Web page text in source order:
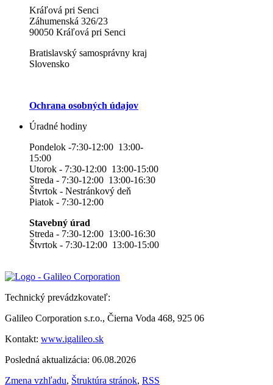
Kráľová pri Senci
Záhumenská 326/23
90050 Kráľová pri Senci
Bratislavský samosprávny kraj
Slovensko
Ochrana osobných údajov
Úradné hodiny
Pondelok -7:30-12:00 13:00-
15:00
Utorok - 7:30-12:00 13:00-15:00
Streda - 7:30-12:00 13:00-16:30
Štvrtok - Nestránkový deň
Piatok - 7:30-12:00
Stavebný úrad
Streda - 7:30-12:00 13:00-16:30
Štvrtok - 7:30-12:00 13:00-15:00
Technický prevádzkovateľ:
Galileo Corporation s.r.o., Čierna Voda 468, 925 06
Kontakt: www.igalileo.sk
Posledná aktualizácia: 06.08.2026
Zmena vzhľadu, Štruktúra stránok, RSS